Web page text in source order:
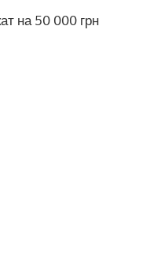
на 50 000 грн